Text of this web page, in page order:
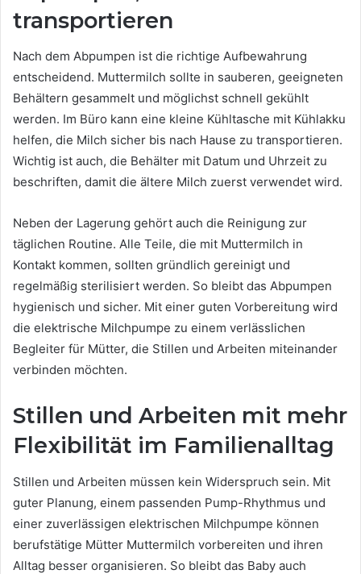
transportieren
Nach dem Abpumpen ist die richtige Aufbewahrung
entscheidend. Muttermilch sollte in sauberen, geeigneten
Behältern gesammelt und möglichst schnell gekühlt
werden. Im Büro kann eine kleine Kühltasche mit Kühlakku
helfen, die Milch sicher bis nach Hause zu transportieren.
Wichtig ist auch, die Behälter mit Datum und Uhrzeit zu
beschriften, damit die ältere Milch zuerst verwendet wird.
Neben der Lagerung gehört auch die Reinigung zur
täglichen Routine. Alle Teile, die mit Muttermilch in
Kontakt kommen, sollten gründlich gereinigt und
regelmäßig sterilisiert werden. So bleibt das Abpumpen
hygienisch und sicher. Mit einer guten Vorbereitung wird
die elektrische Milchpumpe zu einem verlässlichen
Begleiter für Mütter, die Stillen und Arbeiten miteinander
verbinden möchten.
Stillen und Arbeiten mit mehr
Flexibilität im Familienalltag
Stillen und Arbeiten müssen kein Widerspruch sein. Mit
guter Planung, einem passenden Pump-Rhythmus und
einer zuverlässigen elektrischen Milchpumpe können
berufstätige Mütter Muttermilch vorbereiten und ihren
Alltag besser organisieren. So bleibt das Baby auch